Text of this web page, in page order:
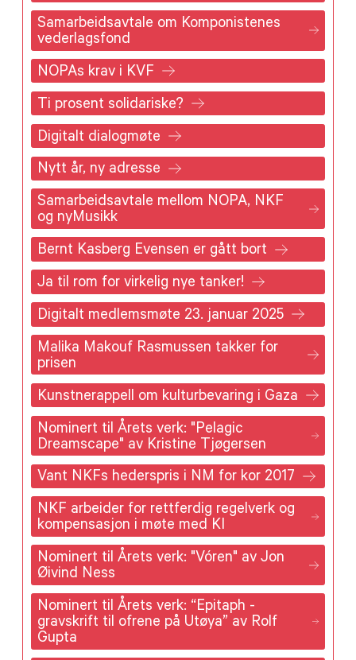
Samarbeidsavtale om Komponistenes
vederlagsfond
NOPAs krav i KVF
Ti prosent solidariske?
Digitalt dialogmøte
Nytt år, ny adresse
Samarbeidsavtale mellom NOPA, NKF
og nyMusikk
Bernt Kasberg Evensen er gått bort
Ja til rom for virkelig nye tanker!
Digitalt medlemsmøte 23. januar 2025
Malika Makouf Rasmussen takker for
prisen
Kunstnerappell om kulturbevaring i Gaza
Nominert til Årets verk: "Pelagic
Dreamscape" av Kristine Tjøgersen
Vant NKFs hederspris i NM for kor 2017
NKF arbeider for rettferdig regelverk og
kompensasjon i møte med KI
Nominert til Årets verk: "Vóren" av Jon
Øivind Ness
Nominert til Årets verk: “Epitaph -
gravskrift til ofrene på Utøya” av Rolf
Gupta